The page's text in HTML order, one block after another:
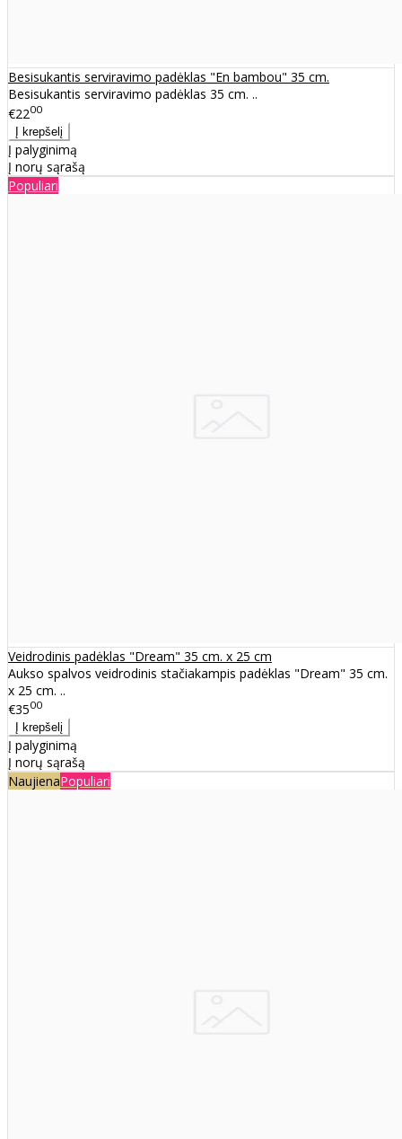
Besisukantis serviravimo padėklas "En bambou" 35 cm.
Besisukantis serviravimo padėklas 35 cm. ..
€2200
Į palyginimą
Į norų sąrašą
Populiari
Veidrodinis padėklas "Dream" 35 cm. x 25 cm
Aukso spalvos veidrodinis stačiakampis padėklas "Dream" 35 cm.
x 25 cm. ..
€3500
Į palyginimą
Į norų sąrašą
NaujienaPopuliari